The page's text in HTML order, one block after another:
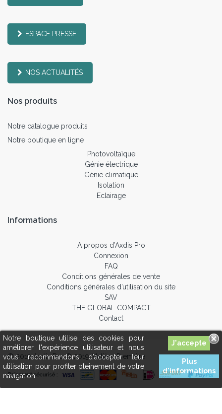
Notre boutique utilise des cookies pour
améliorer l'expérience utilisateur et nous
vous recommandons d'accepter leur
utilisation pour profiter pleinement de votre
navigation.
Plus
d'informations
ESPACE PRESSE
NOS ACTUALITÉS
Nos produits
Notre catalogue produits
Notre boutique en ligne
Photovoltaïque
Génie électrique
Génie climatique
Isolation
Eclairage
Informations
A propos d’Axdis Pro
Connexion
FAQ
Conditions générales de vente
Conditions générales d’utilisation du site
SAV
THE GLOBAL COMPACT
Contact
© 2019 Axdis Pro © 2019 Matière Première